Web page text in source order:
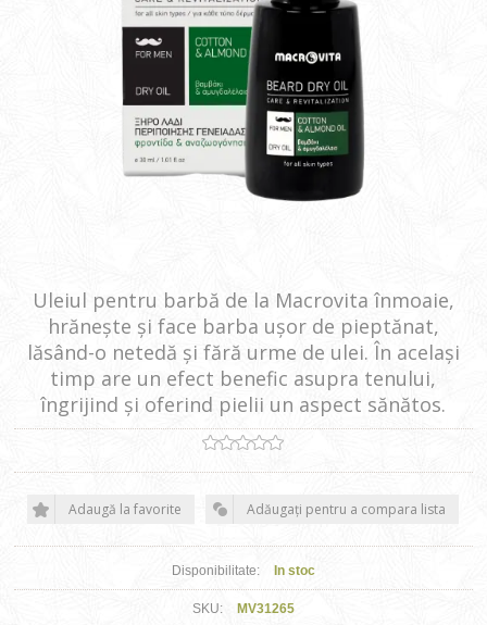
Uleiul pentru barbă de la Macrovita înmoaie,
hrănește și face barba ușor de pieptănat,
lăsând-o netedă și fără urme de ulei. În același
timp are un efect benefic asupra tenului,
îngrijind și oferind pielii un aspect sănătos.
Adaugă la favorite Adăugați pentru a compara lista
Disponibilitate: In stoc
SKU: MV31265